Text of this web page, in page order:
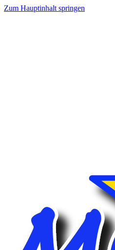
Zum Hauptinhalt springen